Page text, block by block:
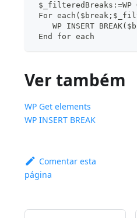
$_filteredBreaks:=WP
For
WP INSERT
End for each
Ver também
WP Get elements
WP INSERT BREAK
Comentar esta
página